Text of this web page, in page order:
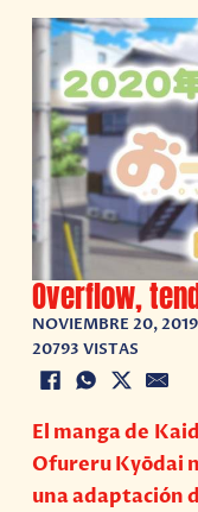
Overflow,
NOVIEMBRE 20, 2019
20793 VISTAS
El manga de
Ofureru Kyōdai
una adaptación